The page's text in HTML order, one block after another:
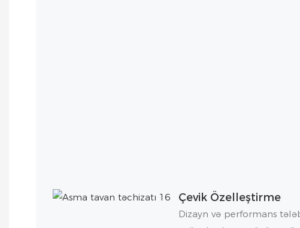
Çevik Özelleştirme
Dizayn və performans